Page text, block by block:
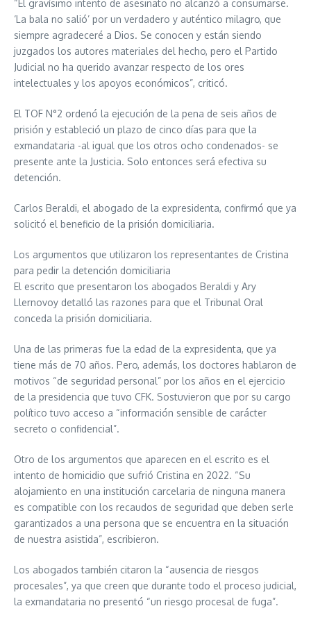
“El gravísimo intento de asesinato no alcanzó a consumarse.
‘La bala no salió’ por un verdadero y auténtico milagro, que
siempre agradeceré a Dios. Se conocen y están siendo
juzgados los autores materiales del hecho, pero el Partido
Judicial no ha querido avanzar respecto de los ores
intelectuales y los apoyos económicos”, criticó.
El TOF N°2 ordenó la ejecución de la pena de seis años de
prisión y estableció un plazo de cinco días para que la
exmandataria -al igual que los otros ocho condenados- se
presente ante la Justicia. Solo entonces será efectiva su
detención.
Carlos Beraldi, el abogado de la expresidenta, confirmó que ya
solicitó el beneficio de la prisión domiciliaria.
Los argumentos que utilizaron los representantes de Cristina
para pedir la detención domiciliaria
El escrito que presentaron los abogados Beraldi y Ary
Llernovoy detalló las razones para que el Tribunal Oral
conceda la prisión domiciliaria.
Una de las primeras fue la edad de la expresidenta, que ya
tiene más de 70 años. Pero, además, los doctores hablaron de
motivos “de seguridad personal” por los años en el ejercicio
de la presidencia que tuvo CFK. Sostuvieron que por su cargo
político tuvo acceso a “información sensible de carácter
secreto o confidencial”.
Otro de los argumentos que aparecen en el escrito es el
intento de homicidio que sufrió Cristina en 2022. “Su
alojamiento en una institución carcelaria de ninguna manera
es compatible con los recaudos de seguridad que deben serle
garantizados a una persona que se encuentra en la situación
de nuestra asistida”, escribieron.
Los abogados también citaron la “ausencia de riesgos
procesales”, ya que creen que durante todo el proceso judicial,
la exmandataria no presentó “un riesgo procesal de fuga”.